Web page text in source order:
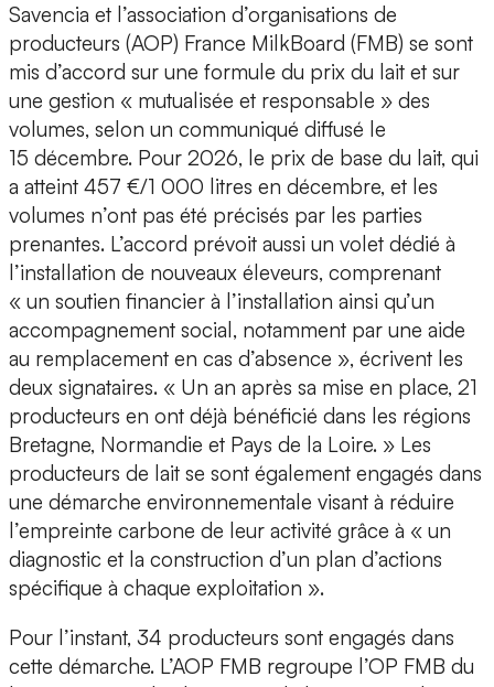
Savencia et l’association d’organisations de
producteurs (AOP) France MilkBoard (FMB) se sont
mis d’accord sur une formule du prix du lait et sur
une gestion « mutualisée et responsable » des
volumes, selon un communiqué diffusé le
15 décembre. Pour 2026, le prix de base du lait, qui
a atteint 457 €/1 000 litres en décembre, et les
volumes n’ont pas été précisés par les parties
prenantes. L’accord prévoit aussi un volet dédié à
l’installation de nouveaux éleveurs, comprenant
« un soutien financier à l’installation ainsi qu’un
accompagnement social, notamment par une aide
au remplacement en cas d’absence », écrivent les
deux signataires. « Un an après sa mise en place, 21
producteurs en ont déjà bénéficié dans les régions
Bretagne, Normandie et Pays de la Loire. » Les
producteurs de lait se sont également engagés dans
une démarche environnementale visant à réduire
l’empreinte carbone de leur activité grâce à « un
diagnostic et la construction d’un plan d’actions
spécifique à chaque exploitation ».
Pour l’instant, 34 producteurs sont engagés dans
cette démarche. L’AOP FMB regroupe l’OP FMB du